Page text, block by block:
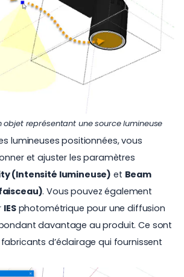
objet représentant une source lumineuse
lumineuses positionnées, vous
et ajuster les paramètres
(Intensité lumineuse) et Beam
. Vous pouvez également
IESphotométrique pour une diffusion
davantage au produit. Ce sont
d’éclairage qui fournissent